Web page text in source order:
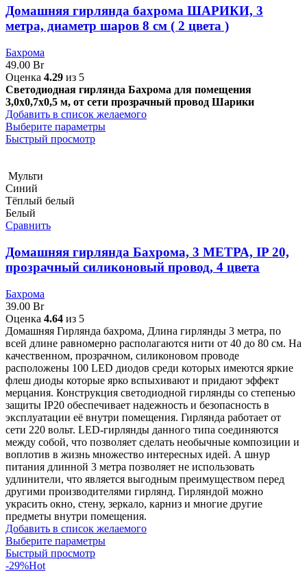
Домашняя гирлянда бахрома ШАРИКИ, 3
метра, диаметр шаров 8 см ( 2 цвета )
Бахрома
49.00 Br
Оценка 4.29 из 5
Светодиодная гирлянда Бахрома для помещения
3,0х0,7х0,5 м, от сети прозрачный провод Шарики
Добавить в список желаемого
Выберите параметры
Быстрый просмотр
Мульти
Синий
Тёплый белый
Белый
Сравнить
Домашняя гирлянда Бахрома, 3 МЕТРА, IP 20,
прозрачный силиконовый провод, 4 цвета
Бахрома
39.00 Br
Оценка 4.64 из 5
Домашняя Гирлянда бахрома, Длина гирлянды 3 метра, по
всей длине равномерно располагаются нити от 40 до 80 см. На
качественном, прозрачном, силиконовом проводе
расположены 100 LED диодов среди которых имеются яркие
флеш диоды которые ярко вспыхивают и придают эффект
мерцания. Конструкция светодиодной гирлянды со степенью
защиты IP20 обеспечивает надежность и безопасность в
эксплуатации её внутри помещения. Гирлянда работает от
сети 220 вольт. LED-гирлянды данного типа соединяются
между собой, что позволяет сделать необычные композиции и
воплотив в жизнь множество интересных идей. А шнур
питания длинной 3 метра позволяет не использовать
удлинители, что является выгодным преимуществом перед
другими производителями гирлянд. Гирляндой можно
украсить окно, стену, зеркало, карниз и многие другие
предметы внутри помещения.
Добавить в список желаемого
Выберите параметры
Быстрый просмотр
-29%Hot